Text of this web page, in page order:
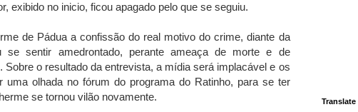
exibido no inicio, ficou apagado pelo que se seguiu.
de Pádua a confissão do real motivo do crime, diante da
se sentir amedrontado, perante ameaça de morte e de
Sobre o resultado da entrevista, a mídia será implacável e os
uma olhada no fórum do programa do Ratinho, para se ter
se tornou vilão novamente.
Translate